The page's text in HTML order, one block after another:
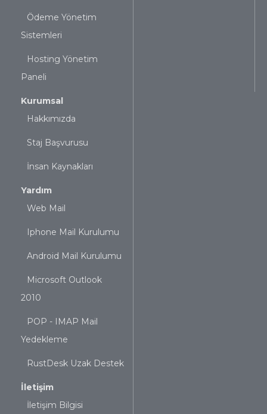
Ödeme Yönetim
Sistemleri
Hosting Yönetim
Paneli
Kurumsal
Hakkımızda
Staj Başvurusu
İnsan Kaynakları
Yardım
Web Mail
Iphone Mail Kurulumu
Android Mail Kurulumu
Microsoft Outlook
2010
POP - IMAP Mail
Yedekleme
RustDesk Uzak Destek
İletişim
İletişim Bilgisi